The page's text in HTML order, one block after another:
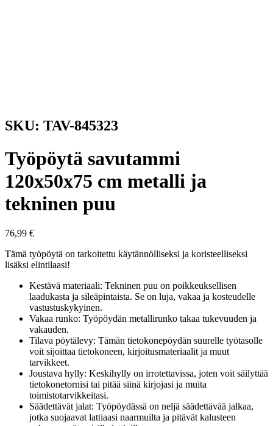
SKU: TAV-845323
Työpöytä savutammi
120x50x75 cm metalli ja
tekninen puu
76,99 €
Tämä työpöytä on tarkoitettu käytännölliseksi ja koristeelliseksi
lisäksi elintilaasi!
Kestävä materiaali: Tekninen puu on poikkeuksellisen
laadukasta ja sileäpintaista. Se on luja, vakaa ja kosteudelle
vastustuskykyinen.
Vakaa runko: Työpöydän metallirunko takaa tukevuuden ja
vakauden.
Tilava pöytälevy: Tämän tietokonepöydän suurelle työtasolle
voit sijoittaa tietokoneen, kirjoitusmateriaalit ja muut
tarvikkeet.
Joustava hylly: Keskihylly on irrotettavissa, joten voit säilyttää
tietokonetornisi tai pitää siinä kirjojasi ja muita
toimistotarvikkeitasi.
Säädettävät jalat: Työpöydässä on neljä säädettävää jalkaa,
jotka suojaavat lattiaasi naarmuilta ja pitävät kalusteen